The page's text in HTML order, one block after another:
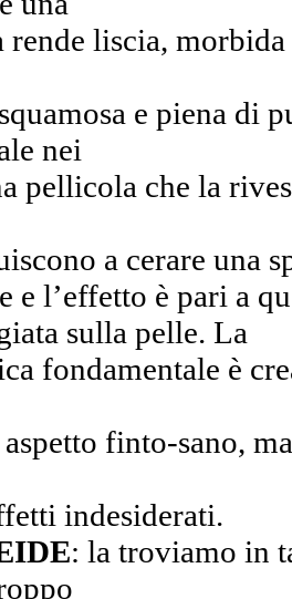
liscia,
e piena di
nei
pellicola che la
a cerare una
e l’effetto è pari a
sulla pelle. La
fondamentale è
finto-sano,
indesiderati.
: la troviamo in